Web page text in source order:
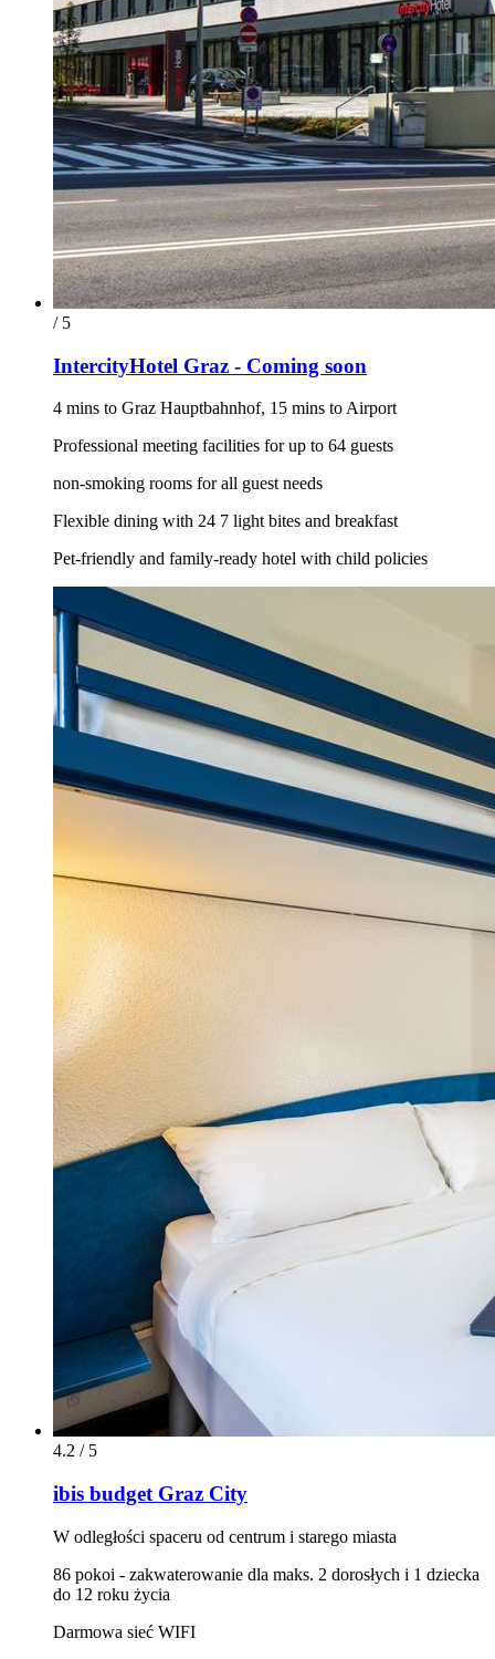
/ 5
IntercityHotel Graz - Coming soon
4 mins to Graz Hauptbahnhof, 15 mins to Airport
Professional meeting facilities for up to 64 guests
non-smoking rooms for all guest needs
Flexible dining with 24 7 light bites and breakfast
Pet-friendly and family-ready hotel with child policies
4.2 / 5
ibis budget Graz City
W odległości spaceru od centrum i starego miasta
86 pokoi - zakwaterowanie dla maks. 2 dorosłych i 1 dziecka
do 12 roku życia
Darmowa sieć WIFI